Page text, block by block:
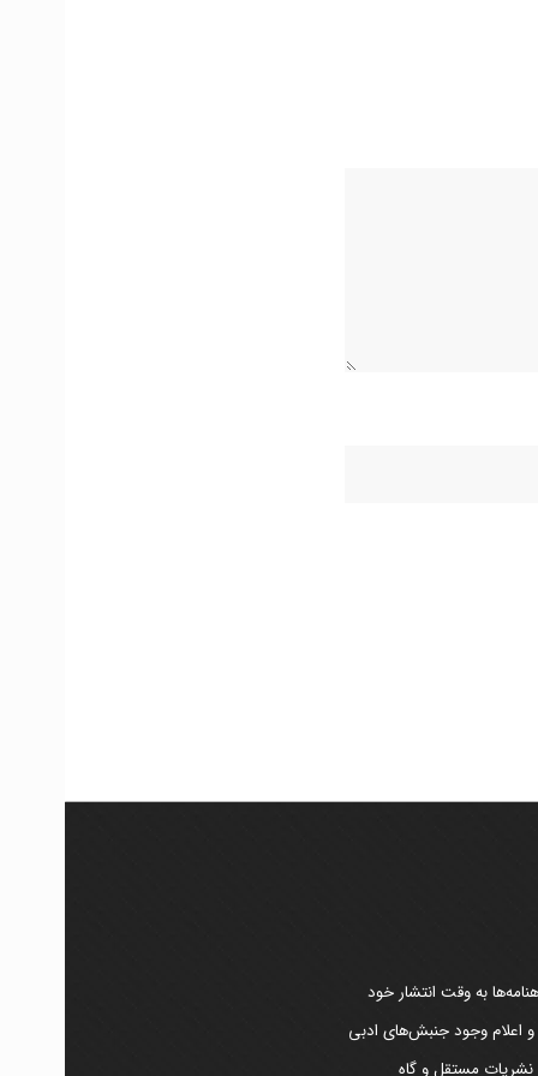
به وقت انتشار خود
و اعلام وجود جنبش‌های ادبی
نشریات مستقل و گاه